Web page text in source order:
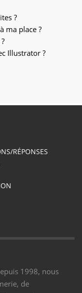
?
ma place ?
Illustrator ?
RÉPONSES
1998, nous
de